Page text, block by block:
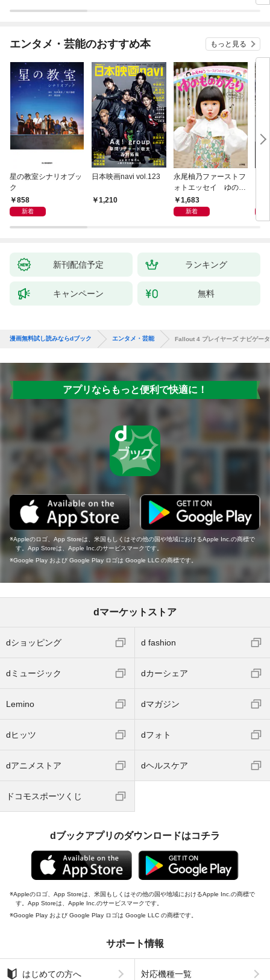
デ
エンタメ・芸能のおすすめ本 もっと見る
星の教室シナリオブッ
ク
858
新着
日本映画navi vol.123
1,210
永尾柚乃ファーストフ
ォトエッセイ ゆのも
のがたり
1,683
新着
版
新刊配信予定 ランキング
キャンペーン 無料
漫画無料試し読みならdブック エンタメ・芸能 Fallout 4 プレイヤーズ ナビゲー
アプリならもっと便利で快適に！
Appleのロゴ、App Storeは、米国もしくはその他の国や地域におけるApple Inc.の商標で
す。App Storeは、Apple Inc.のサービスマークです。
Google Play および Google Play ロゴは Google LLC の商標です。
dマーケットストア
dショッピング d fashion
dミュージック dカーシェア
Lemino dマガジン
dヒッツ dフォト
dアニメストア dヘルスケア
ドコモスポーツくじ
dブックアプリのダウンロードはコチラ
Appleのロゴ、App Storeは、米国もしくはその他の国や地域におけるApple Inc.の商標で
す。App Storeは、Apple Inc.のサービスマークです。
Google Play および Google Play ロゴは Google LLC の商標です。
サポート情報
はじめての方へ 対応機種一覧